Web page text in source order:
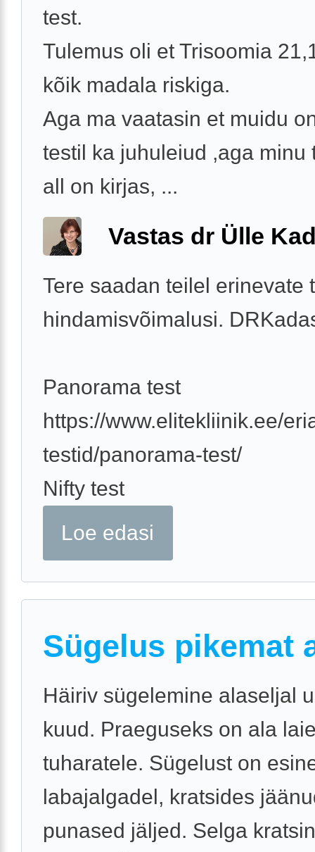
test.
Tulemus oli et Trisoomia
kõik madala riskiga.
Aga ma vaatasin et muidu
testil ka juhuleiud ,aga minu
all on kirjas, ...
Vastas dr Ülle
Tere saadan teilel erinevate
hindamisvõimalusi.
Panorama test
https://www.elitekliinik.ee/
testid/panorama-test/
Nifty test
Loe edasi
Sügelus pikemat
Häiriv sügelemine alaseljal
kuud. Praeguseks on ala
tuharatele. Sügelust on
labajalgadel, kratsides
punased jäljed. Selga